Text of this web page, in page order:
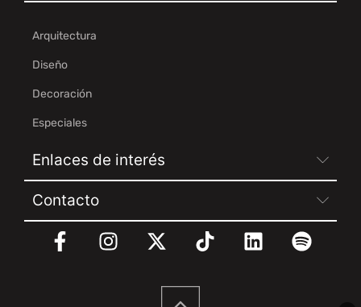
Arquitectura
Diseño
Decoración
Especiales
Enlaces de interés
Contacto